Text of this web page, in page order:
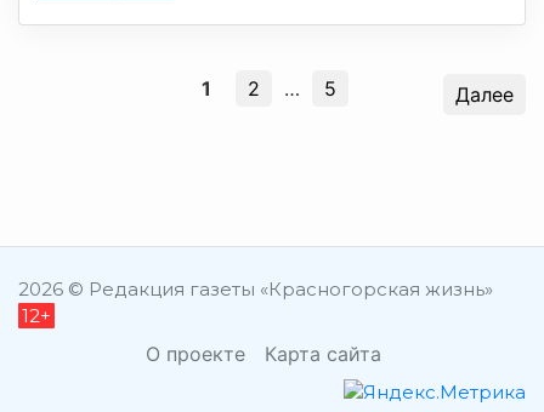
1 2 … 5 Далее
2026 © Редакция газеты «Красногорская жизнь»
12+
О проекте Карта сайта